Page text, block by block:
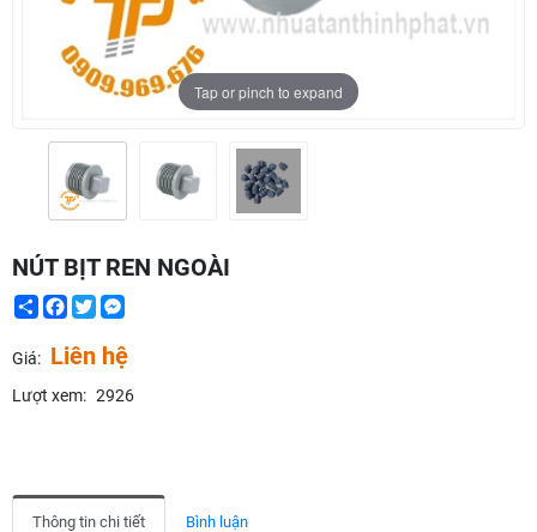
Tap or pinch to expand
NÚT BỊT REN NGOÀI
ShareFacebook
Twitter
Giá: Liên hệ
Lượt xem: 2926
Thông tin chi tiết Bình luận